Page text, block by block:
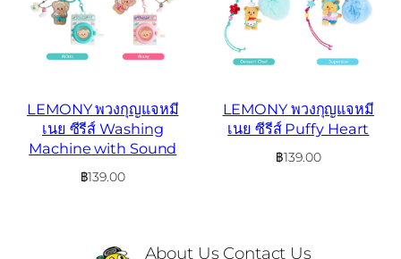
LEMONY พวงกุญแจหมี
เนย ซีรีส์ Washing
Machine with Sound
฿139.00
LEMONY พวงกุญแจหมี
เนย ซีรีส์ Puffy Heart
฿139.00
About Us Contact Us